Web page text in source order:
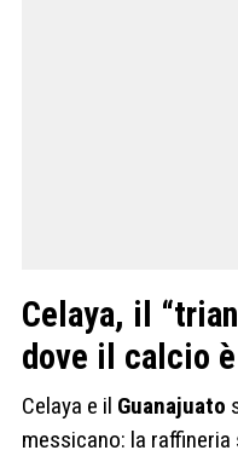
Celaya, il
dove il calcio
Celaya e il Guanajuato
messicano: la